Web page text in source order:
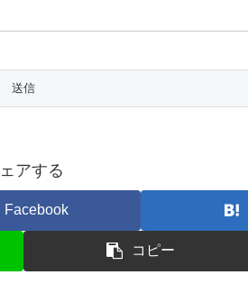
アする
Facebook
コピー